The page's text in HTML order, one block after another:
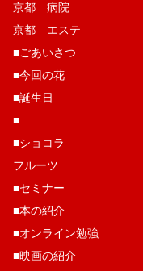
京都 病院
京都 エステ
■ごあいさつ
■今回の花
■誕生日
■
■ショコラ
フルーツ
■セミナー
■本の紹介
■オンライン勉強
■映画の紹介